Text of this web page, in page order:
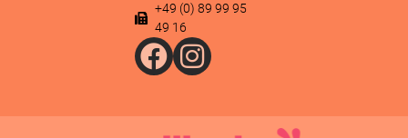
+49 (0) 89 99 95
49 16